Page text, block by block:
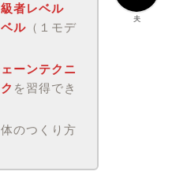
夫
者レベル
ル（１モデ
ーンテクニ
を習得でき
体のつくり方